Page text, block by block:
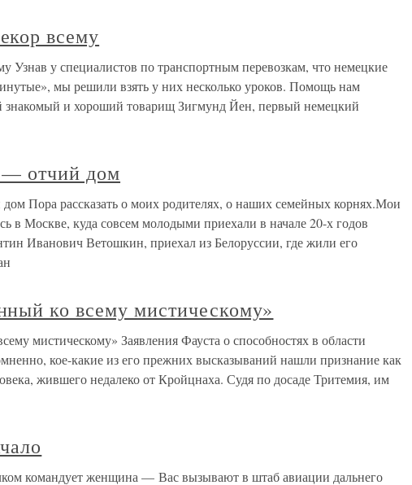
всему
Узнав у специалистов по транспортным перевозкам, что немецкие
мы решили взять у них несколько уроков. Помощь нам
знакомый и хороший товарищ Зигмунд Йен, первый немецкий
отчий дом
Пора рассказать о моих родителях, о наших семейных корнях.Мои
в Москве, куда совсем молодыми приехали в начале 20-х годов
Иванович Ветошкин, приехал из Белоруссии, где жили его
ко всему мистическому»
мистическому» Заявления Фауста о способностях в области
кое-какие из его прежних высказываний нашли признание как
жившего недалеко от Кройцнаха. Судя по досаде Тритемия, им
командует женщина — Вас вызывают в штаб авиации дальнего